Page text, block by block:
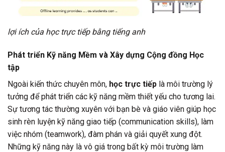
lợi ích của học trực tiếp bằng tiếng anh
Phát triển Kỹ năng Mềm và Xây dựng Cộng đồng Học
tập
Ngoài kiến thức chuyên môn, học trực tiếp là môi trường lý
tưởng để phát triển các kỹ năng mềm thiết yếu cho tương lai.
Sự tương tác thường xuyên với bạn bè và giáo viên giúp học
sinh rèn luyện kỹ năng giao tiếp (communication skills), làm
việc nhóm (teamwork), đàm phán và giải quyết xung đột.
Những kỹ năng này là vô giá trong bất kỳ môi trường làm